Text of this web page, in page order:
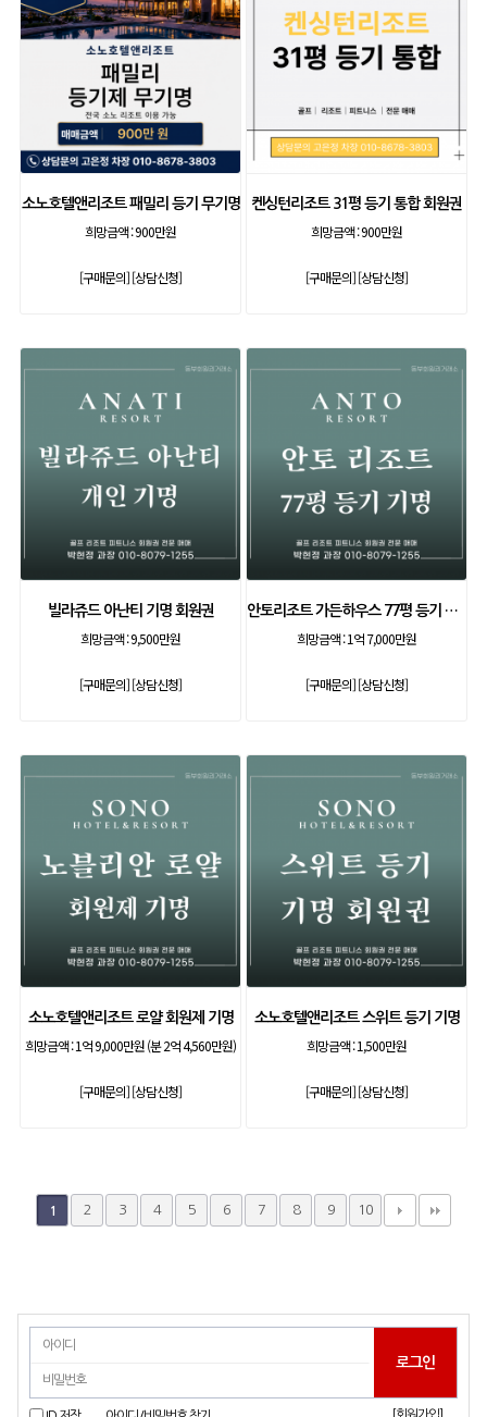
소노호텔앤리조트 패밀리 등기 무기명
희망금액 :900만원
[구매문의][상담신청]
켄싱턴리조트 31평 등기 통합 회원권
희망금액 :900만원
[구매문의][상담신청]
빌라쥬드 아난티 기명 회원권
희망금액 :9,500만원
[구매문의][상담신청]
안토리조트 가든하우스 77평 등기 기명
희망금액 :1억 7,000만원
[구매문의][상담신청]
소노호텔앤리조트 로얄 회원제 기명
희망금액 :1억 9,000만원 (분 2억 4,560만원)
[구매문의][상담신청]
소노호텔앤리조트 스위트 등기 기명
희망금액 :1,500만원
[구매문의][상담신청]
1 2 3 4 5 6 7 8 9 10